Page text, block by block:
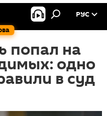
РУС
попал на
одно
в суд